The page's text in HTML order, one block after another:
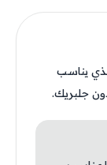
يناسب
جلبريك.